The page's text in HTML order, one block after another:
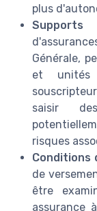
plus
Supports
Générale,
et unités
saisir
risques
Conditions
de
être
assurance